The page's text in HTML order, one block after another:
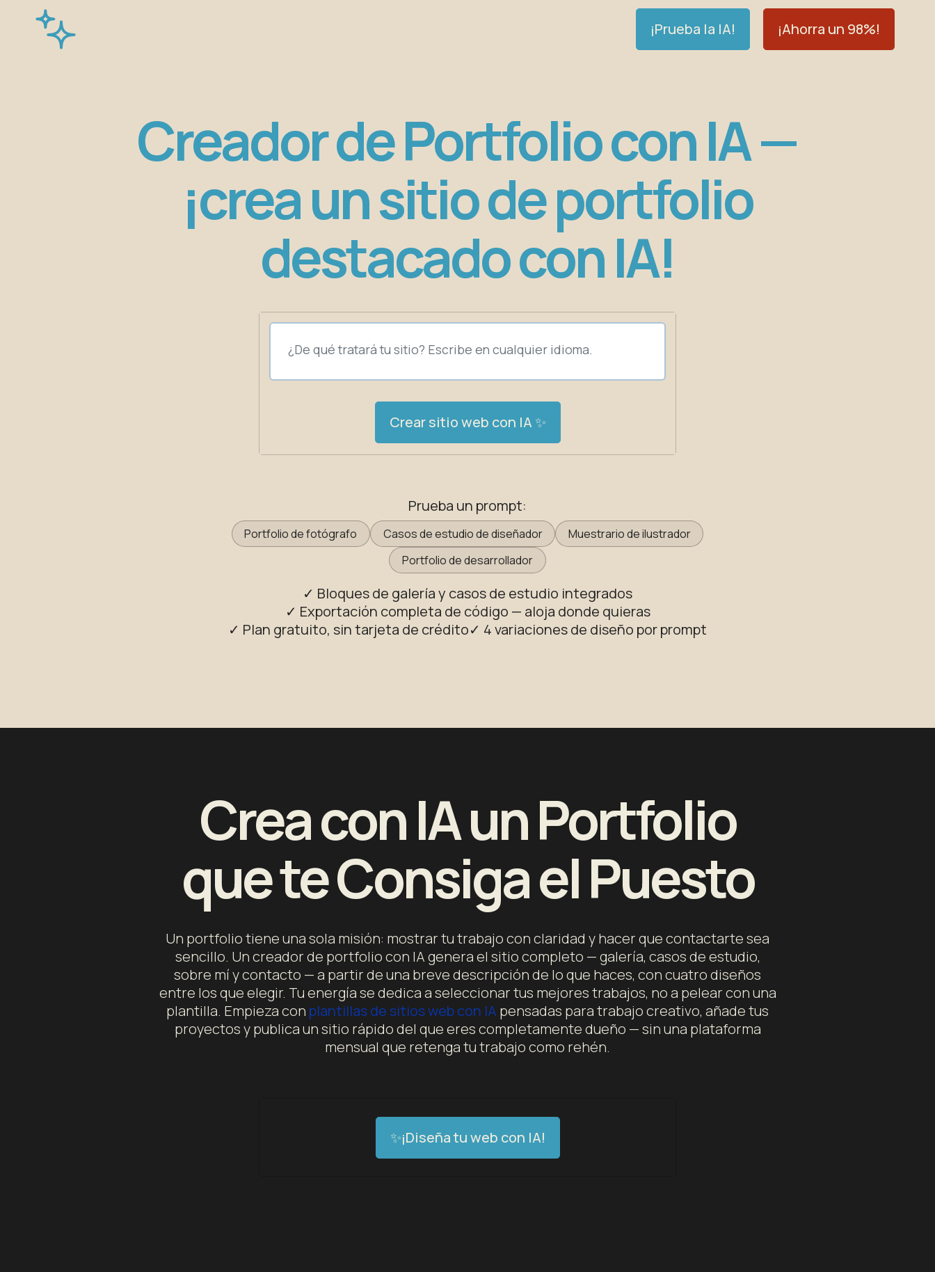
¡Prueba la IA! ¡Ahorra un 98%!
Creador de Portfolio con IA —
¡crea un sitio de portfolio
destacado con IA!
Crear sitio web con IA ✨
Prueba un prompt:
Portfolio de fotógrafo Casos de estudio de diseñador
Muestrario de ilustrador
Portfolio de desarrollador
✓ Bloques de galería y casos de estudio integrados
✓ Exportación completa de código — aloja donde quieras
✓ Plan gratuito, sin tarjeta de crédito✓ 4 variaciones de diseño por prompt
Crea con IA un Portfolio
que te Consiga el Puesto
Un portfolio tiene una sola misión: mostrar tu trabajo con claridad y hacer que contactarte sea
sencillo. Un creador de portfolio con IA genera el sitio completo — galería, casos de estudio,
sobre mí y contacto — a partir de una breve descripción de lo que haces, con cuatro diseños
entre los que elegir. Tu energía se dedica a seleccionar tus mejores trabajos, no a pelear con una
plantilla. Empieza con plantillas de sitios web con IA pensadas para trabajo creativo, añade tus
proyectos y publica un sitio rápido del que eres completamente dueño — sin una plataforma
mensual que retenga tu trabajo como rehén.
✨¡Diseña tu web con IA!